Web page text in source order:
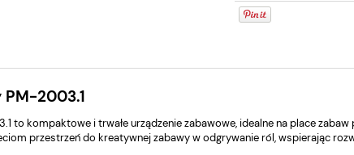
2003.1
to kompaktowe i trwałe urządzenie zabawowe, idealne na place zabaw
przestrzeń do kreatywnej zabawy w odgrywanie ról, wspierając